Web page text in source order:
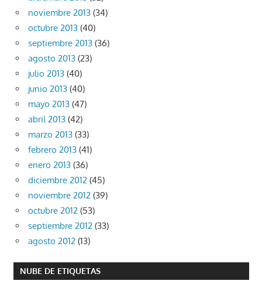
noviembre 2013 (34)
octubre 2013 (40)
septiembre 2013 (36)
agosto 2013 (23)
julio 2013 (40)
junio 2013 (40)
mayo 2013 (47)
abril 2013 (42)
marzo 2013 (33)
febrero 2013 (41)
enero 2013 (36)
diciembre 2012 (45)
noviembre 2012 (39)
octubre 2012 (53)
septiembre 2012 (33)
agosto 2012 (13)
NUBE DE ETIQUETAS